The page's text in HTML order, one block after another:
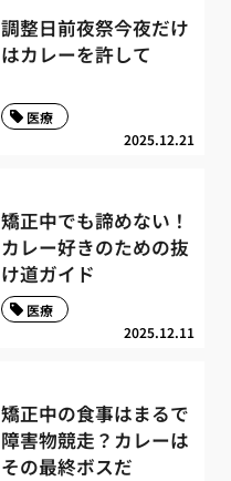
調整日前夜祭今夜だけ
はカレーを許して
2025.12.21
医療
矯正中でも諦めない！
カレー好きのための抜
け道ガイド
2025.12.11
医療
矯正中の食事はまるで
障害物競走？カレーは
その最終ボスだ